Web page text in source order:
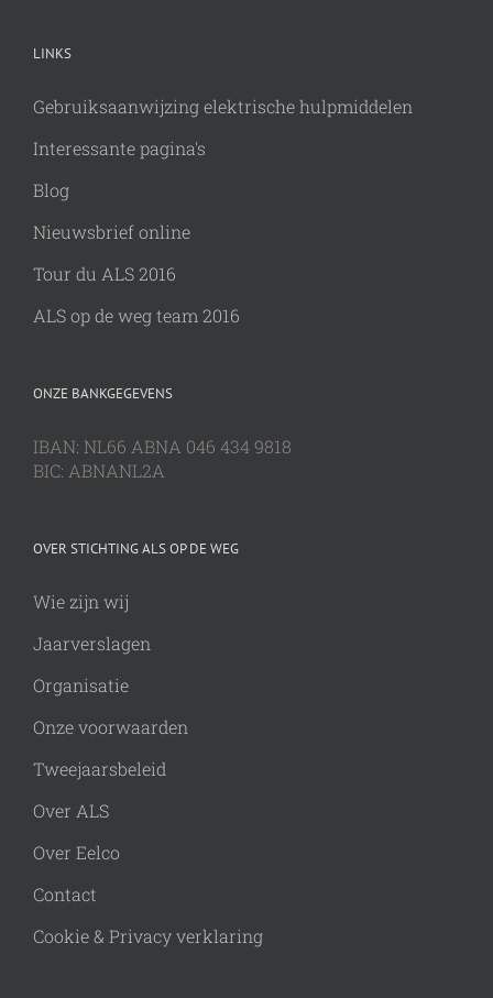
LINKS
Gebruiksaanwijzing elektrische hulpmiddelen
Interessante pagina's
Blog
Nieuwsbrief online
Tour du ALS 2016
ALS op de weg team 2016
ONZE BANKGEGEVENS
IBAN: NL66 ABNA 046 434 9818
BIC: ABNANL2A
OVER STICHTING ALS OP DE WEG
Wie zijn wij
Jaarverslagen
Organisatie
Onze voorwaarden
Tweejaarsbeleid
Over ALS
Over Eelco
Contact
Cookie & Privacy verklaring